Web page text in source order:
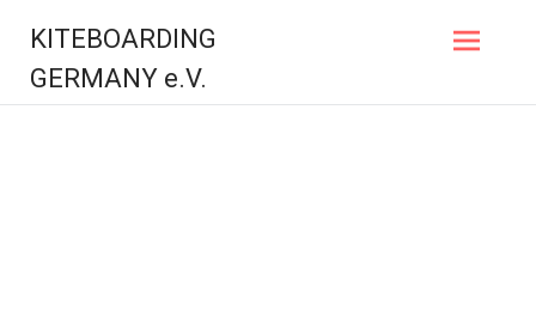
Inhalt
springen
KITEBOARDING
GERMANY e.V.